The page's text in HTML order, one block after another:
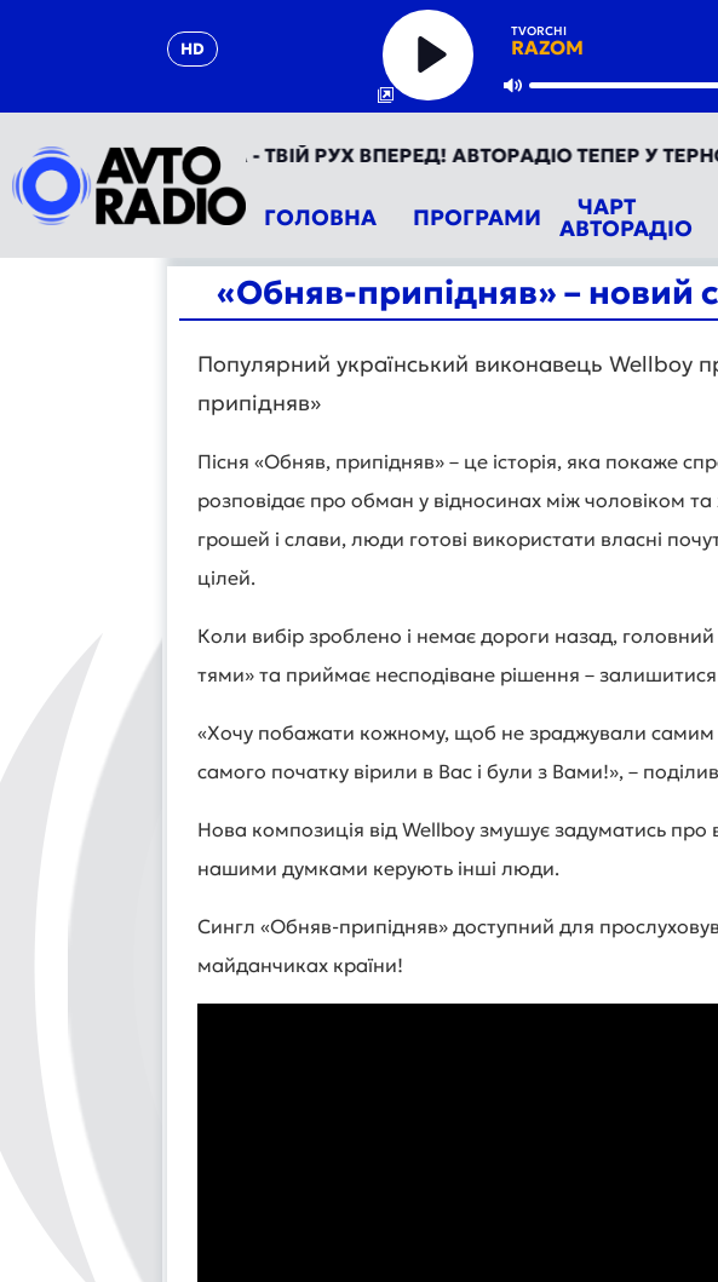
HD
TVORCHI
RAZOM
Play
Mute
УКРАЇНА - ТВІЙ РУХ ВПЕРЕД! АВТОРАДІО ТЕПЕР У
ГОЛОВНА ПРОГРАМИ ЧАРТ
АВТОРАДІО
«Обняв-припідняв» – новий
Популярний український виконавець Wellboy
припідняв»
Пісня «Обняв, припідняв» – це історія, яка покаже
розповідає про обман у відносинах між чоловіком
грошей і слави, люди готові використати власні
цілей.
Коли вибір зроблено і немає дороги назад,
тями» та приймає несподіване рішення –
«Хочу побажати кожному, щоб не зраджували самим
самого початку вірили в Вас і були з Вами!», –
Нова композиція від Wellboy змушує задуматись
нашими думками керують інші люди.
Сингл «Обняв-припідняв» доступний для
майданчиках країни!